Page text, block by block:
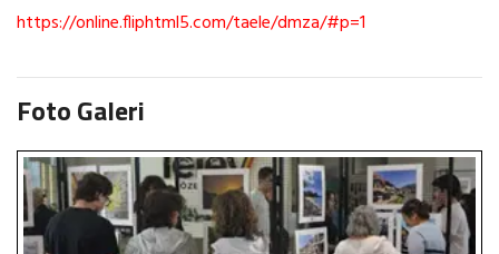
https://online.fliphtml5.com/taele/dmza/#p=1
Foto Galeri